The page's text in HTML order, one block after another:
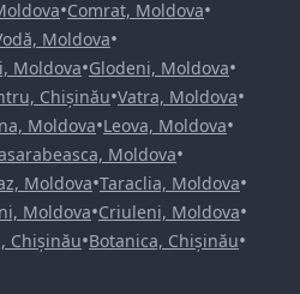
•Comrat, Moldova•
Moldova•
Moldova•Glodeni, Moldova•
Chișinău•Vatra, Moldova•
Moldova•Leova, Moldova•
Moldova•
Moldova•Taraclia, Moldova•
Moldova•Criuleni, Moldova•
Chișinău•Botanica, Chișinău•